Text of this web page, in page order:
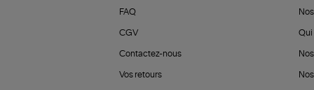
FAQ
CGV
Contactez-nous
Vos retours
Qui